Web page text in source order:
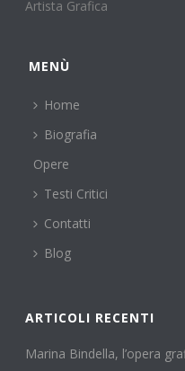
Artista Grafica
MENÙ
Home
Biografia
Opere
Testi Critici
Contatti
Blog
ARTICOLI RECENTI
Marina Bindella, l’opera